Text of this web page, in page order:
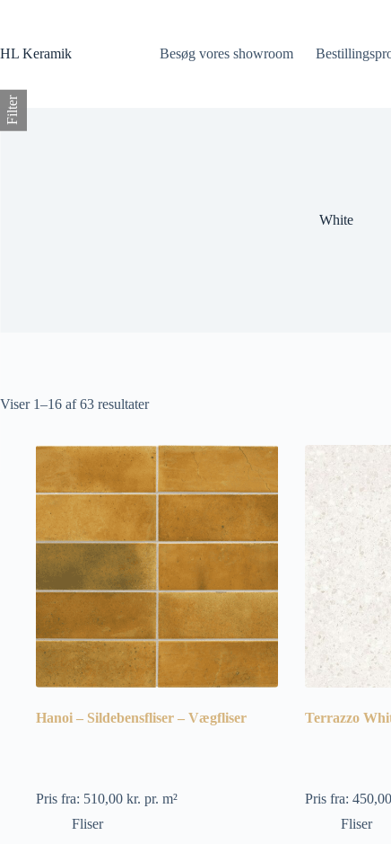
HL Keramik
Besøg vores showroom
White
Viser 1–16 af 63 resultaterSorteret
Hanoi – Sildebensfliser – Vægfliser
Pris fra: 510,00 kr. pr. m²
Fliser
Terrazzo
Pris fra: 450,00
Fliser
Filter